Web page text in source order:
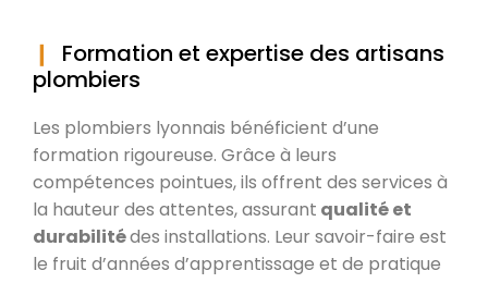
Formation et expertise des artisans
plombiers
Les plombiers lyonnais bénéficient d’une
formation rigoureuse. Grâce à leurs
compétences pointues, ils offrent des services à
la hauteur des attentes, assurant qualité et
durabilitédes installations. Leur savoir-faire est
le fruit d’années d’apprentissage et de pratique